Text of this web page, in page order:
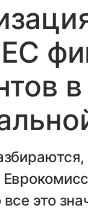
все это